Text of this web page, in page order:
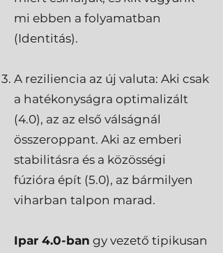
mi ebben a folyamatban
(Identitás).
A reziliencia az új valuta: Aki csak
a hatékonyságra optimalizált
(4.0), az az első válságnál
összeroppant. Aki az emberi
stabilitásra és a közösségi
fúzióra épít (5.0), az bármilyen
viharban talpon marad.
Ipar 4.0-ban gy vezető tipikusan